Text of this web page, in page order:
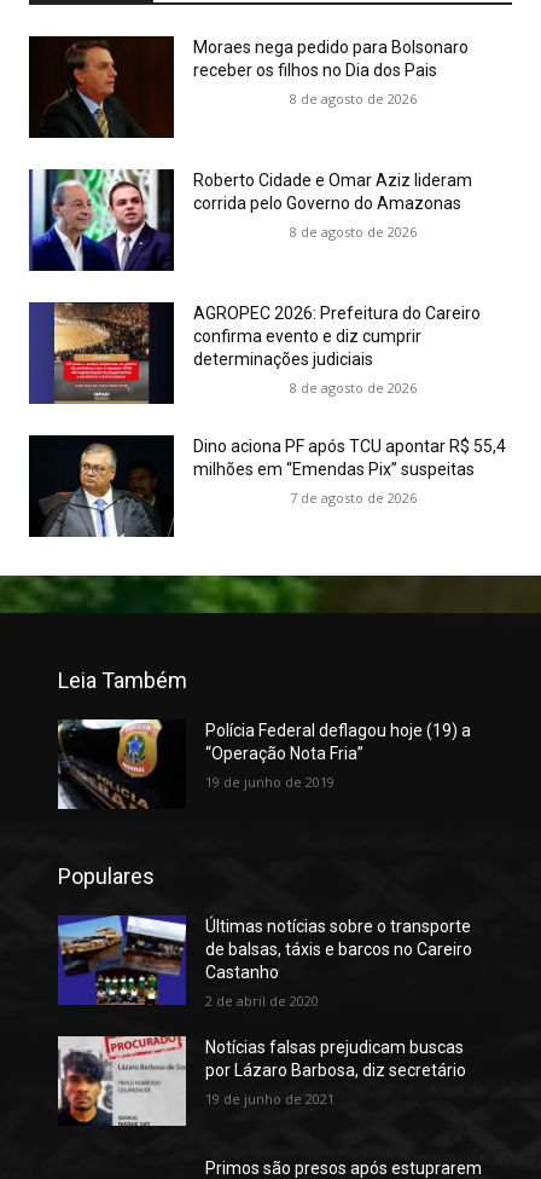
Moraes nega pedido para Bolsonaro
receber os filhos no Dia dos Pais
8 de agosto de 2026
Roberto Cidade e Omar Aziz lideram
corrida pelo Governo do Amazonas
8 de agosto de 2026
AGROPEC 2026: Prefeitura do Careiro
confirma evento e diz cumprir
determinações judiciais
8 de agosto de 2026
Dino aciona PF após TCU apontar R$ 55,4
milhões em “Emendas Pix” suspeitas
7 de agosto de 2026
Leia Também
Polícia Federal deflagou hoje (19) a
“Operação Nota Fria”
19 de junho de 2019
Populares
Últimas notícias sobre o transporte
de balsas, táxis e barcos no Careiro
Castanho
2 de abril de 2020
Notícias falsas prejudicam buscas
por Lázaro Barbosa, diz secretário
19 de junho de 2021
Primos são presos após estuprarem